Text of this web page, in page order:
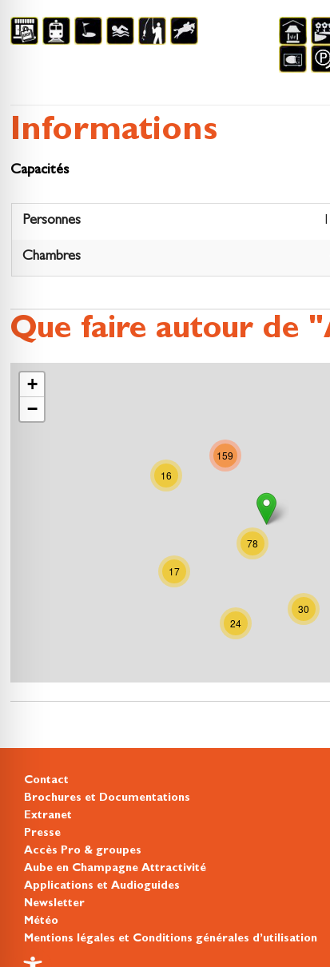
Informations
Capacités
Personnes
Chambres
Que faire autour de
16
24
17
30
159
78
+
−
Contact
Brochures et Documentations
Extranet
Presse
Accès Pro & groupes
Aube en Champagne Attractivité
Applications et Audioguides
Newsletter
Météo
Mentions légales et Conditions générales d’utilisation